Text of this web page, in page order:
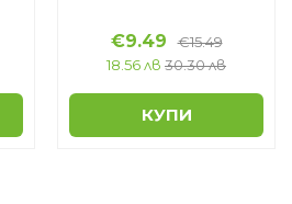
€9.49
€15.49
18.56 лв 30.30 лв
КУПИ